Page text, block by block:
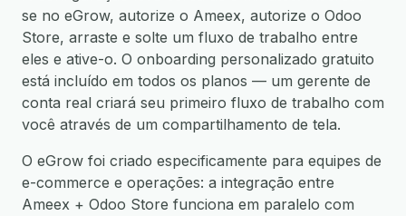
se no eGrow, autorize o Ameex, autorize o Odoo
Store, arraste e solte um fluxo de trabalho entre
eles e ative-o. O onboarding personalizado gratuito
está incluído em todos os planos — um gerente de
conta real criará seu primeiro fluxo de trabalho com
você através de um compartilhamento de tela.
O eGrow foi criado especificamente para equipes de
e-commerce e operações: a integração entre
Ameex + Odoo Store funciona em paralelo com